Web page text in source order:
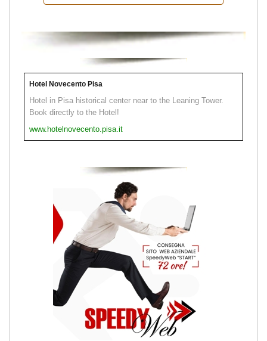
Hotel Novecento Pisa
Hotel in Pisa historical center near to the Leaning Tower.
Book directly to the Hotel!
www.hotelnovecento.pisa.it